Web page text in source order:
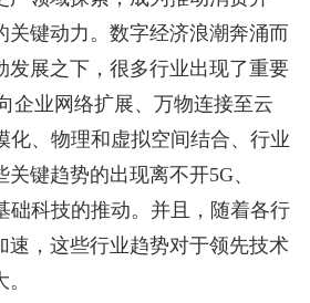
关键动力。数字经济浪潮奔涌而
发展之下，很多行业出现了重要
企业网络扩展、万物连接至云
化、物理和虚拟空间结合、行业
键趋势的出现离不开5G、
础科技的推动。并且，随着各行
速，这些行业趋势对于领先技术